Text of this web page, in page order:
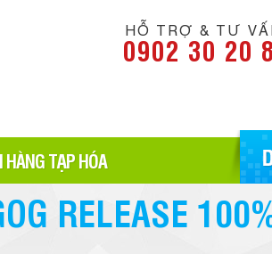
HỖ TRỢ & TƯ
0902 30 20
HÀNG TẠP HÓA
RELEASE